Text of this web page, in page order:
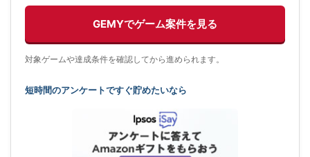
GEMYでゲーム案件を見る
対象ゲームや達成条件を確認してから進められます。
短時間のアンケートですぐ貯めたいなら